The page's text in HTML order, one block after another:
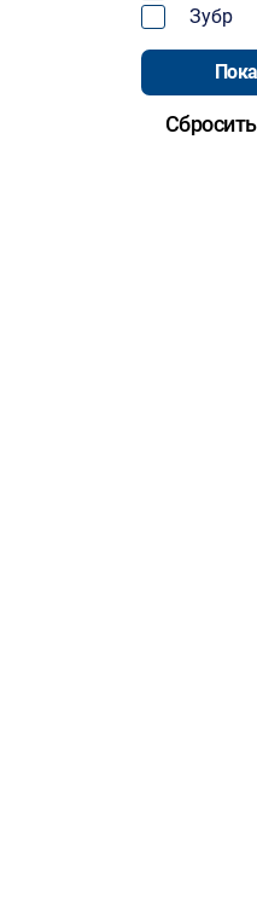
Зубр